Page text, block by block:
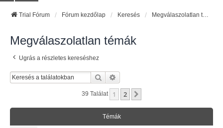
Trial Fórum Fórum kezdőlap Keresés
Megválaszolatlan témák
Ugrás a részletes kereséshez
Keresés
39 Találat 1 2
Témák